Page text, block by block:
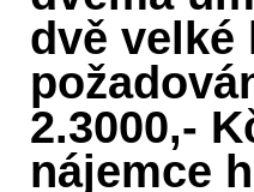
dvě velké
2.3000,-
nájemce